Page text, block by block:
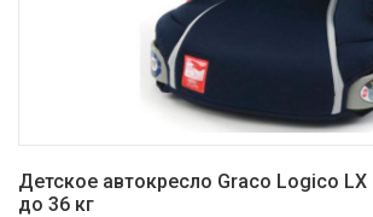
Детское автокресло Graco Logico
до 36 кг